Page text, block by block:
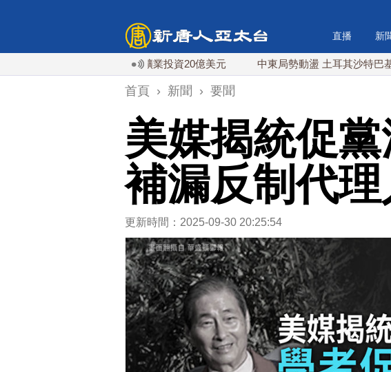
直播 新
中稀土依賴 川普宣布礦業投資20億美元 中東局勢動盪 土耳其沙特巴基斯坦誓
首頁 › 新聞 › 要聞
美媒揭統促
補漏反制代
更新時間：2025-09-30 20:25:54